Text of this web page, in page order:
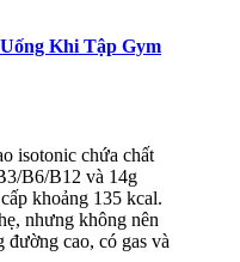
Khi Tập Gym
isotonic chứa chất
B6/B12 và 14g
khoảng 135 kcal.
nhưng không nên
cao, có gas và